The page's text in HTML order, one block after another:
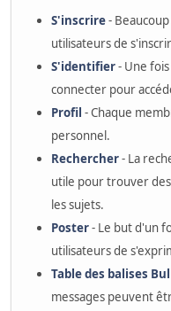
S'inscrire-
utilisateurs de
S'identifier- Une
connecter pour
Profil - Chaque
personnel.
Rechercher- La
utile pour trouver
les sujets.
Poster- Le but d'un
utilisateurs de
Table des balises
messages peuvent